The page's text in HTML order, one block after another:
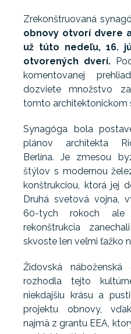
Zrekonštruovaná
obnovy otvorí dvere
už túto nedeľu, 16.
otvorených dverí.
komentovanej
dozviete množstvo
tomto architektonickom
Synagóga bola
plánov architekta
Berlína. Je zmesou
štýlov s modernou
konštrukciou, ktorá jej
Druhá svetová vojna,
60-tych rokoch ale
rekonštrukcia
skvoste len veľmi ťažko
Židovská
rozhodla tejto
niekdajšiu krásu a
projektu obnovy,
najmä z grantu EEA,